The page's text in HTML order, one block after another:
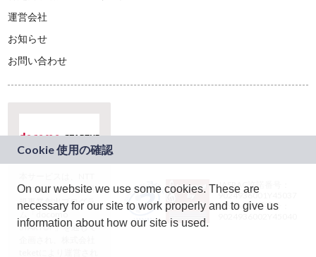
運営会社
お知らせ
お問い合わせ
ドコモグループの新
規事業創出プログラ
ム「docomo
STARTUP」を通じて
JASRAC許諾番号：
9024936001Y45037
JASRAC許諾番号：
On our website we use some cookies. These are
necessary for our site to work properly and to give us
information about how our site is used.